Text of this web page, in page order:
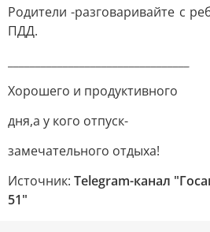
Родители -разговаривайте с
ПДД.
Хорошего и продуктивного
дня,а у кого отпуск-
замечательного отдыха!
Источник: Telegram-канал
51"